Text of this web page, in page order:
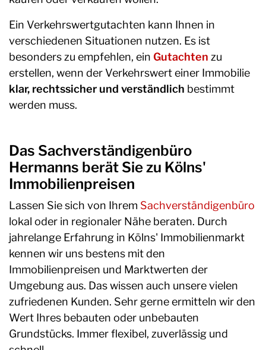
Ein Verkehrswertgutachten kann Ihnen in
verschiedenen Situationen nutzen. Es ist
besonders zu empfehlen, ein Gutachten zu
erstellen, wenn der Verkehrswert einer Immobilie
klar, rechtssicher und verständlich bestimmt
werden muss.
Das Sachverständigenbüro
Hermanns berät Sie zu Kölns'
Immobilienpreisen
Lassen Sie sich von Ihrem Sachverständigenbüro
lokal oder in regionaler Nähe beraten. Durch
jahrelange Erfahrung in Kölns' Immobilienmarkt
kennen wir uns bestens mit den
Immobilienpreisen und Marktwerten der
Umgebung aus. Das wissen auch unsere vielen
zufriedenen Kunden. Sehr gerne ermitteln wir den
Wert Ihres bebauten oder unbebauten
Grundstücks. Immer flexibel, zuverlässig und